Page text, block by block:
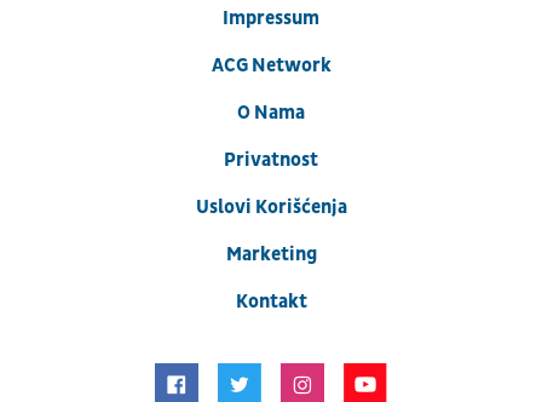
Impressum
ACG Network
O Nama
Privatnost
Uslovi Korišćenja
Marketing
Kontakt